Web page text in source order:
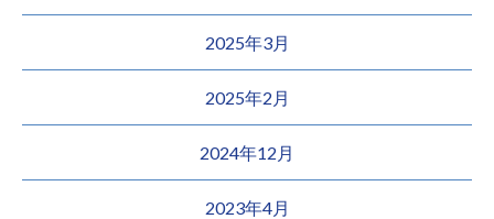
2025年3月
2025年2月
2024年12月
2023年4月